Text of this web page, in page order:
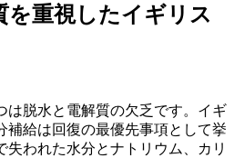
を重視したイギリス
は脱水と電解質の欠乏です。イギ
補給は回復の最優先事項として挙
失われた水分とナトリウム、カリ